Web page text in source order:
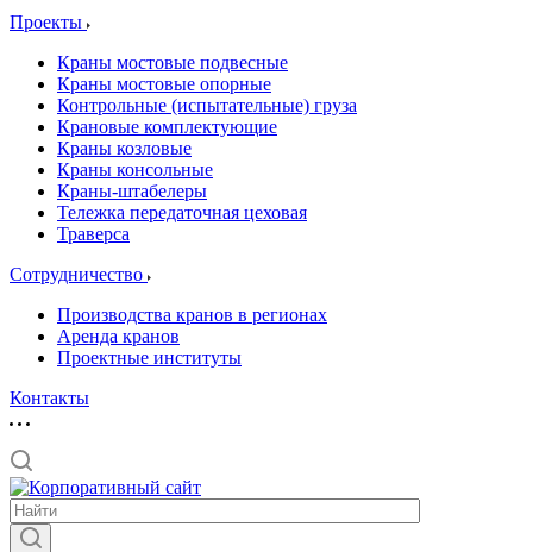
Проекты
Краны мостовые подвесные
Краны мостовые опорные
Контрольные (испытательные) груза
Крановые комплектующие
Краны козловые
Краны консольные
Краны-штабелеры
Тележка передаточная цеховая
Траверса
Сотрудничество
Производства кранов в регионах
Аренда кранов
Проектные институты
Контакты